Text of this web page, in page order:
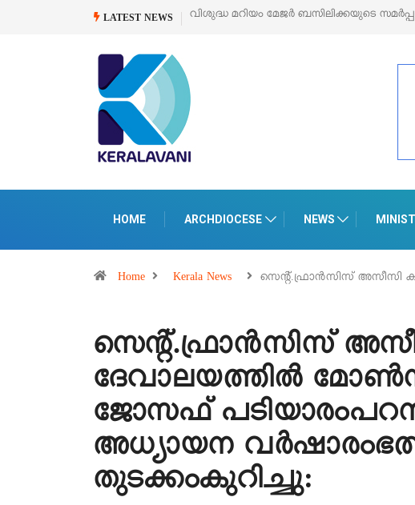
LATEST NEWS
സമർപ്പണ തിരുനാൾ ഓഗസ്റ്റ് 5 –‘പെറ്റൽസ്’ ലൈഫ് സ്റ്റൈൽ
HOME ARCHDIOCESE NEWS
Home Kerala News സെന്റ്.ഫ്രാൻസിസ് അസീസി
സെന്റ്.ഫ്രാൻസിസ്
ദേവാലയത്തിൽ
ജോസഫ്
അധ്യായന
തുടക്കംകുറിച്ചു: